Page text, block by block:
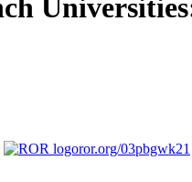
ror.org/03pbgwk21